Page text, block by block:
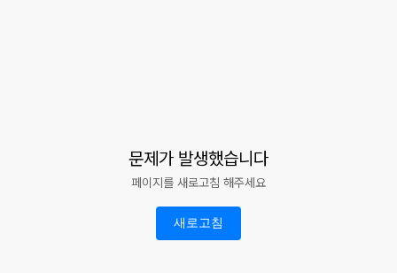
문제가 발생했습니다
페이지를 새로고침 해주세요
새로고침